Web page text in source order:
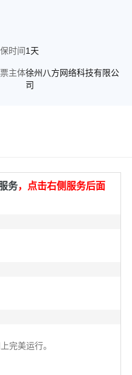
时间1天
主体徐州八方网络科技有限公
司
务，点击右侧服务后面
完美运行。